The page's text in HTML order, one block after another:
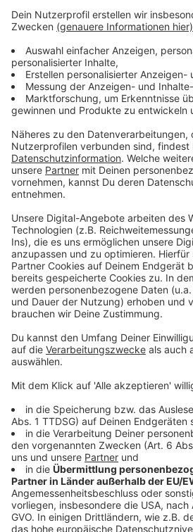
Die Kammer nutzt den Tag auch
Botschaft an die Politik: Zu viel
Belastungen und langsame
Angaben der Kammer viele junge
Meister von Gründung oder
Handwerkskammer spricht zwar
Zahlen bei der
Ausbauhandwerk fehle der
Führungspositionen.
Anzeige
Weitere Infos und Links
Anzeige
Hier informiert die
Mehr zur handwerklichen
Handwerkskammer fordert
Anzeige
Folge uns für mehr News &
Anzeige